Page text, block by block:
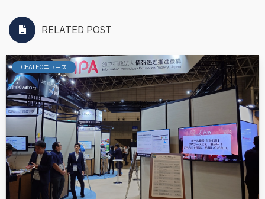
RELATED POST
CEATECニュース